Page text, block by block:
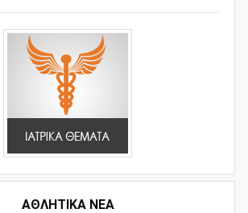
ΑΘΛΗΤΙΚΆ ΝΈΑ